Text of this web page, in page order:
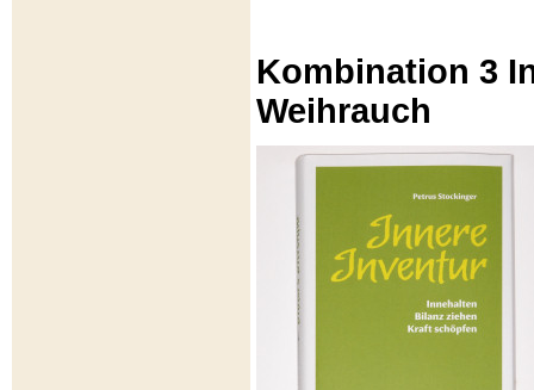
Kombination 3
Weihrauch